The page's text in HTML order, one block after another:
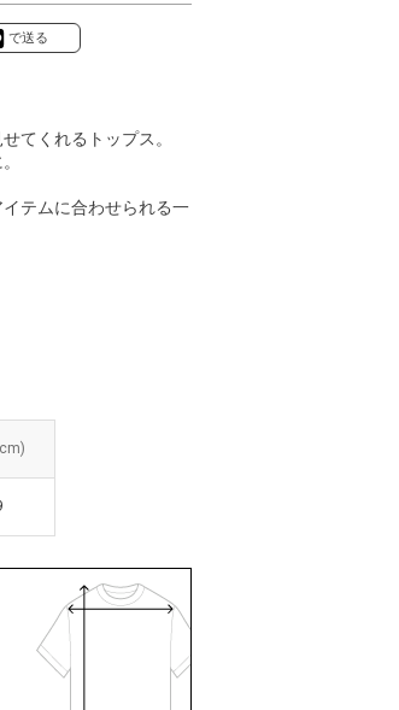
で送る
てくれるトップス。
テムに合わせられる一